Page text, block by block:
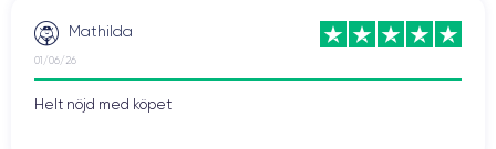
Mathilda
01/06/26
Helt nöjd med köpet